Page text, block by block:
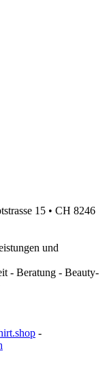
15 • CH 8246
und
- Beratung - Beauty-
-